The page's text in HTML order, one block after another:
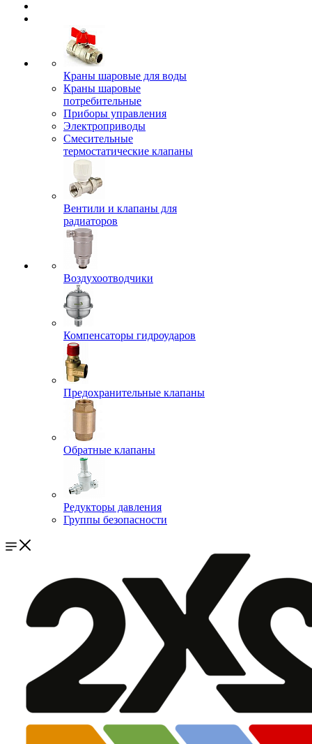
Краны шаровые для воды
Краны шаровые
потребительные
Приборы управления
Электроприводы
Смесительные
термостатические клапаны
Вентили и клапаны для
радиаторов
Воздухоотводчики
Компенсаторы гидроударов
Предохранительные клапаны
Обратные клапаны
Редукторы давления
Группы безопасности